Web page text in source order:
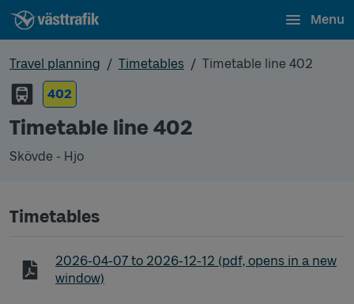
Menu
Travel planning Timetables
Timetable line 402
402
Timetable line 402
Skövde - Hjo
Timetables
Timetable line 402 Skövde - Hjo
2026-04-07 to 2026-12-12 (pdf, opens in a new
window)